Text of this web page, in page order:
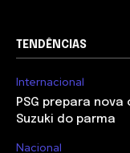
TENDÊNCIAS
Internacional
PSG prepara
Suzuki do parma
Nacional